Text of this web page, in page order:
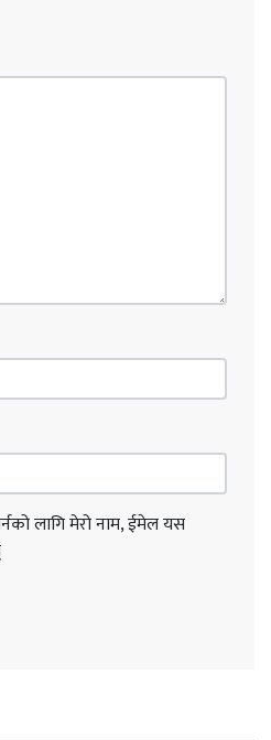
लागि मेरो नाम, ईमेल यस